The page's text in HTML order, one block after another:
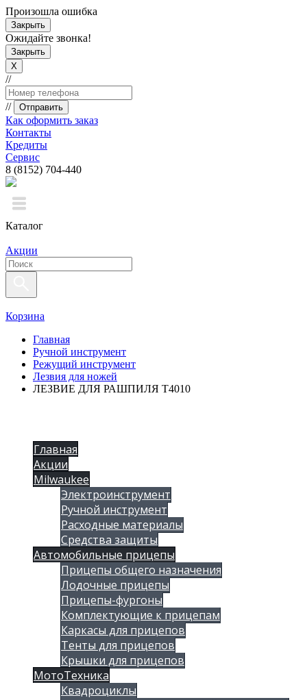
Произошла ошибка
Закрыть
Ожидайте звонка!
Закрыть
X
//
// Отправить
Как оформить заказ
Контакты
Кредиты
Сервис
8 (8152) 704-440
Каталог
Акции
Корзина
Главная
Ручной инструмент
Режущий инструмент
Лезвия для ножей
ЛЕЗВИЕ ДЛЯ РАШПИЛЯ Т4010
Главная
Акции
Milwaukee
Электроинструмент
Ручной инструмент
Расходные материалы
Средства защиты
Автомобильные прицепы
Прицепы общего назначения
Лодочные прицепы
Прицепы-фургоны
Комплектующие к прицепам
Каркасы для прицепов
Тенты для прицепов
Крышки для прицепов
МотоТехника
Квадроциклы